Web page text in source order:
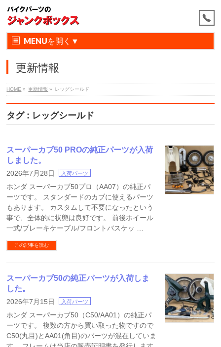
MENU
更新情報
HOME » 更新情報 » レッグシールド
タグ : レッグシールド
スーパーカブ50 PROの純正パーツが入荷
しました。
2026年7月28日 入荷パーツ
ホンダ スーパーカブ50プロ（AA07）の純正パ
ーツです。 スタンダードのカブに使えるパーツ
もあります。 カスタムして不要になったという
事で、全体的に状態は良好です。 前後ホイール
一式/ブレーキケーブル/フロントバスケッ …
この記事を読む
スーパーカブ50の純正パーツが入荷しま
した。
2026年7月15日 入荷パーツ
ホンダ スーパーカブ50（C50/AA01）の純正パ
ーツです。 複数の方から買い取った物ですので
C50(丸目)とAA01(角目)のパーツが混在していま